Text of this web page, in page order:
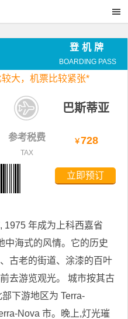
登机牌
BOARDING PASS
大， 机票比较紧张*
巴斯蒂亚
参考税费
TAX
￥728
立即预订
1975 年成为上科西嘉省
中海式的风情。它的历史
古老的街道、涂漆的百叶
去游览观光。 城市按其古
下游地区为 Terra-
Nova 市。晚上,灯光璀